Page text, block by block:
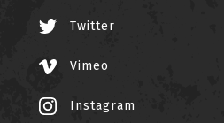
Twitter
Vimeo
Instagram